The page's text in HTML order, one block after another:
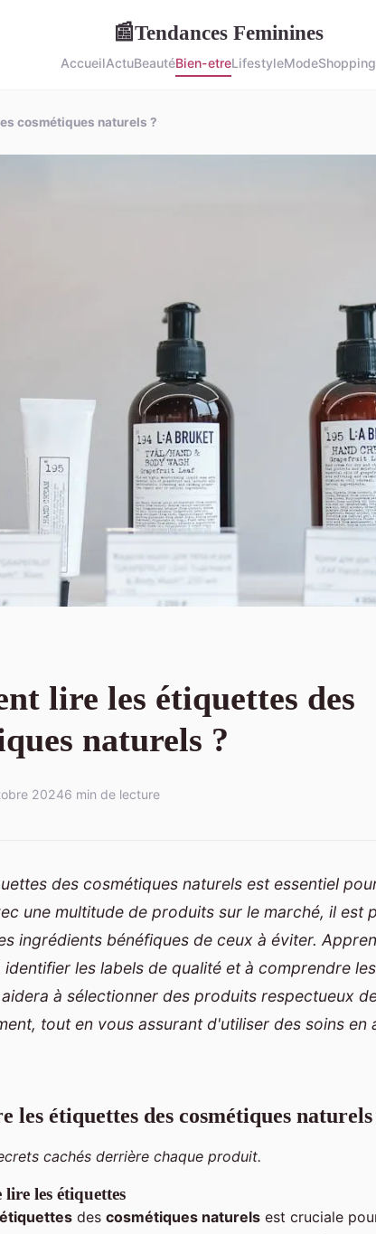
📰Tendances Feminines
AccueilActuBeautéBien-etreLifestyleModeShopping
cosmétiques naturels ?
lire les étiquettes des
naturels ?
20246 min de lecture
des cosmétiques naturels est essentiel
une multitude de produits sur le marché, il est
ingrédients bénéfiques de ceux à éviter.
identifier les labels de qualité et à comprendre
à sélectionner des produits respectueux
tout en vous assurant d'utiliser des soins
les étiquettes des cosmétiques naturels
cachés derrière chaque produit.
les étiquettes
des cosmétiques naturels est cruciale